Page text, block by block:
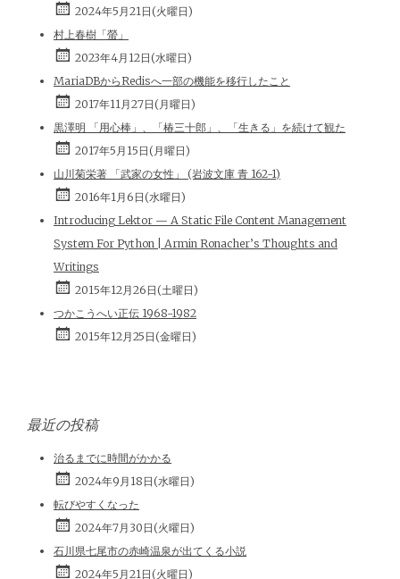
2024年5月21日(火曜日)
村上春樹「螢」
2023年4月12日(水曜日)
MariaDBからRedisへ一部の機能を移行したこと
2017年11月27日(月曜日)
黒澤明 「用心棒」、「椿三十郎」、「生きる」を続けて観た
2017年5月15日(月曜日)
山川菊栄著 「武家の女性」 (岩波文庫 青 162-1)
2016年1月6日(水曜日)
Introducing Lektor — A Static File Content Management
System For Python | Armin Ronacher’s Thoughts and
Writings
2015年12月26日(土曜日)
つかこうへい正伝 1968-1982
2015年12月25日(金曜日)
最近の投稿
治るまでに時間がかかる
2024年9月18日(水曜日)
転びやすくなった
2024年7月30日(火曜日)
石川県七尾市の赤崎温泉が出てくる小説
2024年5月21日(火曜日)